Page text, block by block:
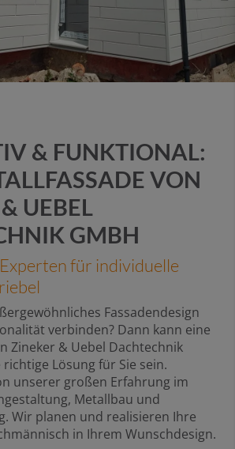
& FUNKTIONAL:
VON
UEBEL
GMBH
für individuelle
Fassadendesign
verbinden? Dann kann eine
Zineker & Uebel Dachtechnik
Lösung für Sie sein.
unserer großen Erfahrung im
Metallbau und
Wir planen und realisieren Ihre
in Ihrem Wunschdesign.